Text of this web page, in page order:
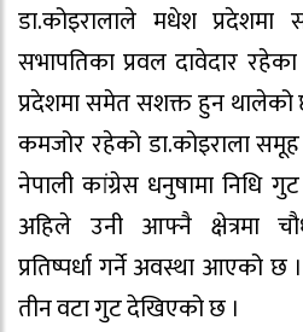
डा.कोइरालाले मधेश
सभापतिका प्रवल दावेदार
प्रदेशमा समेत सशक्त हुन
कमजोर रहेको डा.कोइराला
नेपाली कांग्रेस धनुषामा निधि
अहिले उनी आफ्नै क्षेत्रमा
प्रतिष्पर्धा गर्ने अवस्था आएको
तीन वटा गुट देखिएको छ ।